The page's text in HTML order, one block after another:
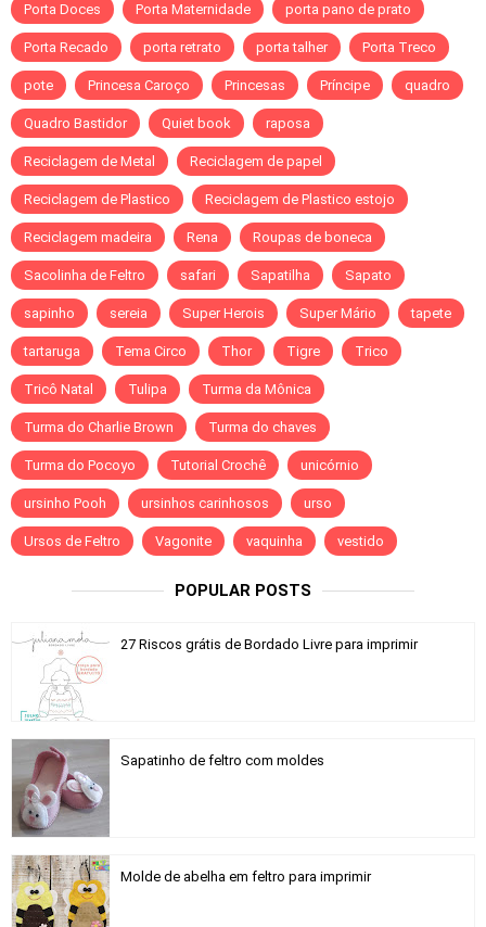
Porta Doces Porta Maternidade porta pano de prato
Porta Recado porta retrato porta talher Porta Treco
pote Princesa Caroço Princesas Príncipe quadro
Quadro Bastidor Quiet book raposa
Reciclagem de Metal Reciclagem de papel
Reciclagem de Plastico Reciclagem de Plastico estojo
Reciclagem madeira Rena Roupas de boneca
Sacolinha de Feltro safari Sapatilha Sapato
sapinho sereia Super Herois Super Mário tapete
tartaruga Tema Circo Thor Tigre Trico
Tricô Natal Tulipa Turma da Mônica
Turma do Charlie Brown Turma do chaves
Turma do Pocoyo Tutorial Crochê unicórnio
ursinho Pooh ursinhos carinhosos urso
Ursos de Feltro Vagonite vaquinha vestido
POPULAR POSTS
27 Riscos grátis de Bordado Livre para imprimir
Sapatinho de feltro com moldes
Molde de abelha em feltro para imprimir